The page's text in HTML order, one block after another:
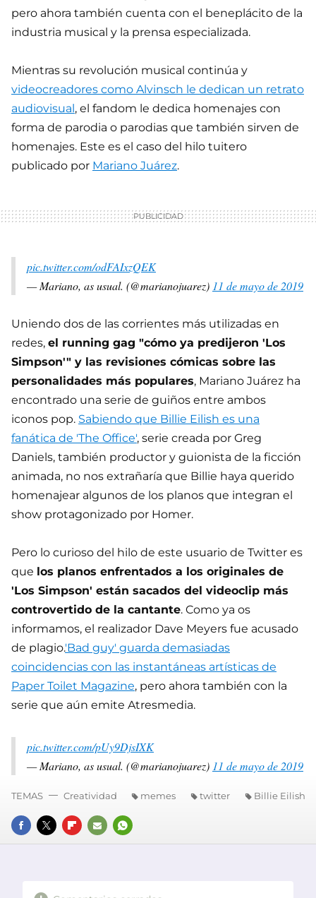
pero ahora también cuenta con el beneplácito de la
industria musical y la prensa especializada.
Mientras su revolución musical continúa y
videocreadores como Alvinsch le dedican un retrato
audiovisual, el fandom le dedica homenajes con
forma de parodia o parodias que también sirven de
homenajes. Este es el caso del hilo tuitero
publicado por Mariano Juárez.
pic.twitter.com/odFAIxzQEK
— Mariano, as usual. (@marianojuarez) 11 de mayo de 2019
Uniendo dos de las corrientes más utilizadas en
redes, el running gag "cómo ya predijeron 'Los
Simpson'" y las revisiones cómicas sobre las
personalidades más populares, Mariano Juárez ha
encontrado una serie de guiños entre ambos
iconos pop. Sabiendo que Billie Eilish es una
fanática de 'The Office', serie creada por Greg
Daniels, también productor y guionista de la ficción
animada, no nos extrañaría que Billie haya querido
homenajear algunos de los planos que integran el
show protagonizado por Homer.
Pero lo curioso del hilo de este usuario de Twitter es
que los planos enfrentados a los originales de
'Los Simpson' están sacados del videoclip más
controvertido de la cantante. Como ya os
informamos, el realizador Dave Meyers fue acusado
de plagio.'Bad guy' guarda demasiadas
coincidencias con las instantáneas artísticas de
Paper Toilet Magazine, pero ahora también con la
serie que aún emite Atresmedia.
pic.twitter.com/pUy9DjsIXK
— Mariano, as usual. (@marianojuarez) 11 de mayo de 2019
FACEBOOK
TWITTERFLIPBOARD
E-
WHATSAPP
TEMAS Creatividad memes twitter Billie Eilish